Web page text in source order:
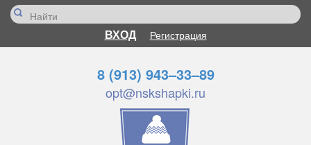
ВХОД Регистрация
8 (913) 943–33–89
opt@nskshapki.ru